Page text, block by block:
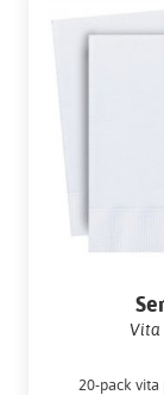
Vita
20-pack vita